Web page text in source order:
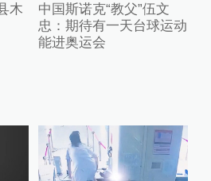
木
中国斯诺克“教父”伍文
忠：期待有一天台球运动
能进奥运会